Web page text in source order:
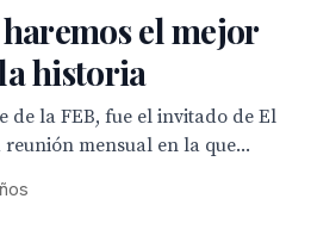
haremos el mejor
historia
de la FEB, fue el invitado de El
reunión mensual en la que...